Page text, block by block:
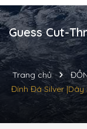
Guess Cut-
Trang chủ
Đính Đá Silver |Dây